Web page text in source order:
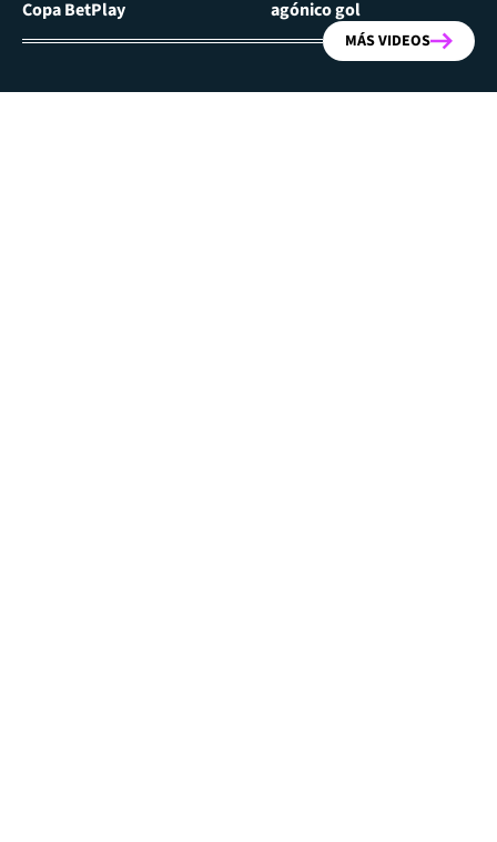
Copa BetPlay
agónico gol
MÁS VIDEOS